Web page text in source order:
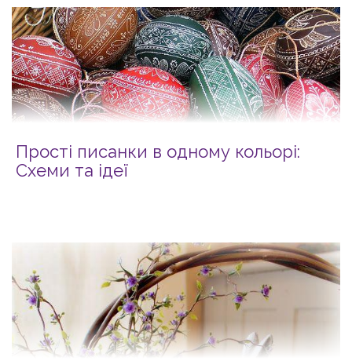
Прості писанки в одному кольорі:
Схеми та ідеї